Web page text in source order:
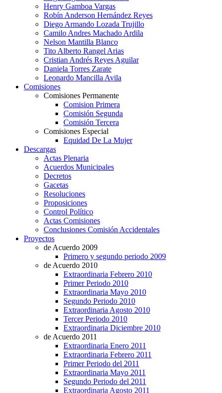
Henry Gamboa Vargas
Robín Anderson Hernández Reyes
Diego Armando Lozada Trujillo
Camilo Andres Machado Ardila
Nelson Mantilla Blanco
Tito Alberto Rangel Arias
Cristian Andrés Reyes Aguilar
Daniela Torres Zarate
Leonardo Mancilla Avila
Comisiones
Comisiones Permanente
Comision Primera
Comisión Segunda
Comisión Tercera
Comisiones Especial
Equidad De La Mujer
Descargas
Actas Plenaria
Acuerdos Municipales
Decretos
Gacetas
Resoluciones
Proposiciones
Control Político
Actas Comisiones
Conclusiones Comisión Accidentales
Proyectos
de Acuerdo 2009
Primero y segundo periodo 2009
de Acuerdo 2010
Extraordinaria Febrero 2010
Primer Periodo 2010
Extraordinaria Mayo 2010
Segundo Periodo 2010
Extraordinaria Agosto 2010
Tercer Periodo 2010
Extraordinaria Diciembre 2010
de Acuerdo 2011
Extraordinaria Enero 2011
Extraordinaria Febrero 2011
Primer Periodo del 2011
Extraordinaria Mayo 2011
Segundo Periodo del 2011
Extraordinaria Agosto 2011